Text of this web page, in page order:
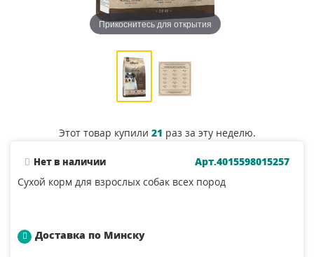
Прикоснитесь для открытия
Этот товар купили 21 раз за эту неделю.
Нет в наличии
Арт.4015598015257
Сухой корм для взрослых собак всех пород
Доставка по Минску